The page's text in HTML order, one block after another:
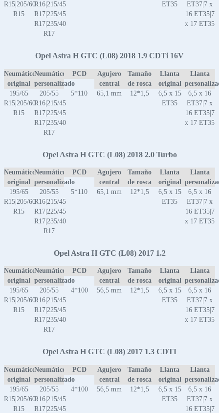
R15|205/60
R15
R16|215/45
R17|225/45
R17|235/40
R17
ET35
ET37|7 x
16 ET35|7
x 17 ET35
Opel Astra H GTC (L08) 2018 1.9 CDTi 16V
Neumático
original
Neumático
personalizado
PCD
Agujero
central
Tamaño
de rosca
Llanta
original
Llanta
195/65
R15|205/60
R15
205/55
R16|215/45
R17|225/45
R17|235/40
R17
5*110 65,1 mm 12*1,5
6,5 x 15
ET35
6,5 x 16
ET37|7 x
16 ET35|7
x 17 ET35
Opel Astra H GTC (L08) 2018 2.0 Turbo
Neumático
original
Neumático
personalizado
PCD
Agujero
central
Tamaño
de rosca
Llanta
original
Llanta
195/65
R15|205/60
R15
205/55
R16|215/45
R17|225/45
R17|235/40
R17
5*110 65,1 mm 12*1,5
6,5 x 15
ET35
6,5 x 16
ET37|7 x
16 ET35|7
x 17 ET35
Opel Astra H GTC (L08) 2017 1.2
Neumático
original
Neumático
personalizado
PCD
Agujero
central
Tamaño
de rosca
Llanta
original
Llanta
195/65
R15|205/60
R15
205/55
R16|215/45
R17|225/45
R17|235/40
R17
4*100 56,5 mm 12*1,5
6,5 x 15
ET35
6,5 x 16
ET37|7 x
16 ET35|7
x 17 ET35
Opel Astra H GTC (L08) 2017 1.3 CDTI
Neumático
original
Neumático
personalizado
PCD
Agujero
central
Tamaño
de rosca
Llanta
original
Llanta
195/65
R15|205/60
R15
205/55
R16|215/45
R17|225/45
4*100 56,5 mm 12*1,5
6,5 x 15
ET35
6,5 x 16
ET37|7 x
16 ET35|7